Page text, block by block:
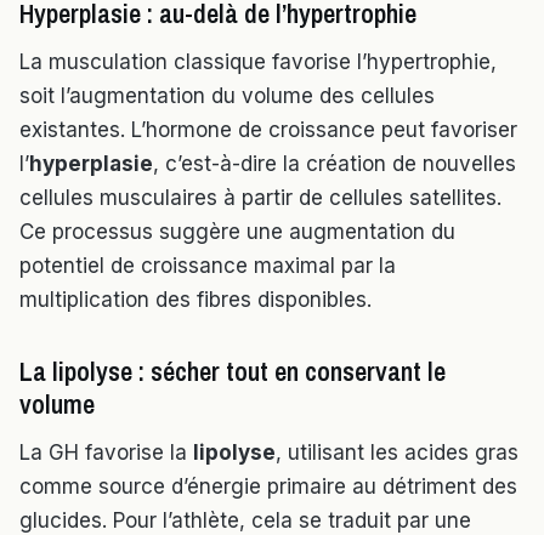
Hyperplasie : au-delà de l’hypertrophie
La musculation classique favorise l’hypertrophie,
soit l’augmentation du volume des cellules
existantes. L’hormone de croissance peut favoriser
l’hyperplasie, c’est-à-dire la création de nouvelles
cellules musculaires à partir de cellules satellites.
Ce processus suggère une augmentation du
potentiel de croissance maximal par la
multiplication des fibres disponibles.
La lipolyse : sécher tout en conservant le
volume
La GH favorise la lipolyse, utilisant les acides gras
comme source d’énergie primaire au détriment des
glucides. Pour l’athlète, cela se traduit par une